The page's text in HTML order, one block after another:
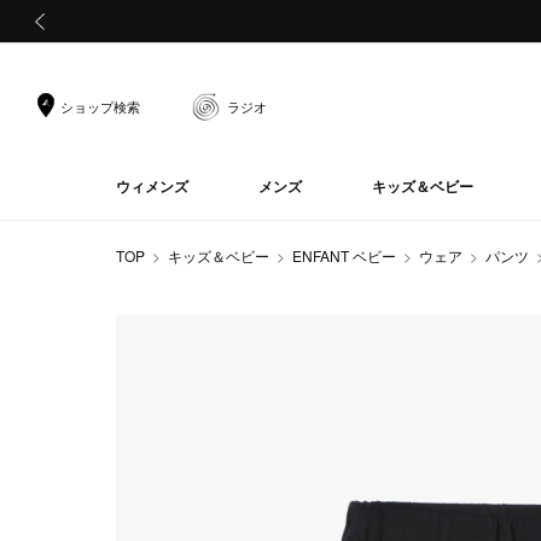
ショップ検索 ラジオ
ウィメンズ メンズ キッズ＆ベビー
TOP キッズ＆ベビー ENFANT ベビー ウェア パンツ